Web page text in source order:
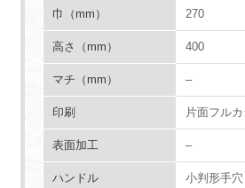
巾（mm） 270
高さ（mm） 400
マチ（mm） –
印刷 片面フル
表面加工 –
ハンドル 小判形手穴